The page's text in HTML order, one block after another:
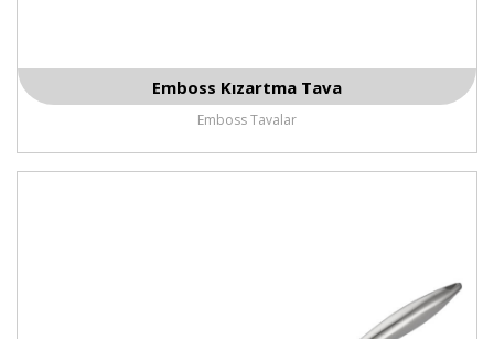
Emboss Kızartma Tava
Emboss Tavalar